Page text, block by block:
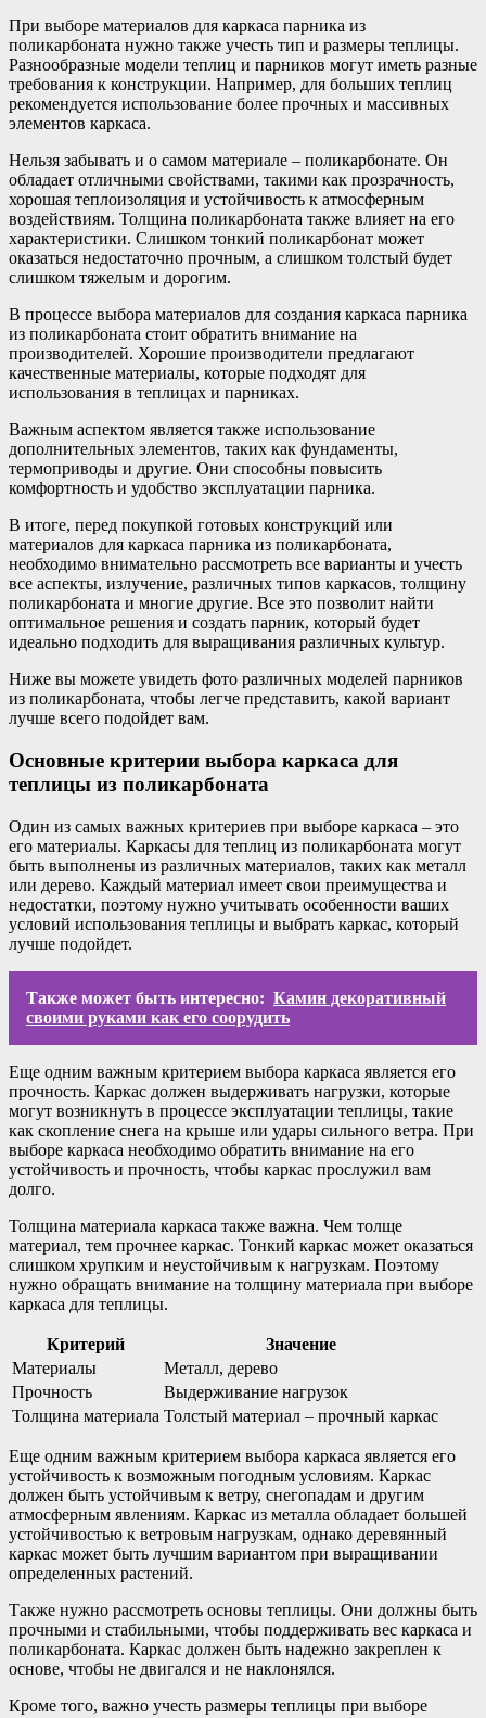
При выборе материалов для каркаса парника из
поликарбоната нужно также учесть тип и размеры теплицы.
Разнообразные модели теплиц и парников могут иметь разные
требования к конструкции. Например, для больших теплиц
рекомендуется использование более прочных и массивных
элементов каркаса.
Нельзя забывать и о самом материале – поликарбонате. Он
обладает отличными свойствами, такими как прозрачность,
хорошая теплоизоляция и устойчивость к атмосферным
воздействиям. Толщина поликарбоната также влияет на его
характеристики. Слишком тонкий поликарбонат может
оказаться недостаточно прочным, а слишком толстый будет
слишком тяжелым и дорогим.
В процессе выбора материалов для создания каркаса парника
из поликарбоната стоит обратить внимание на
производителей. Хорошие производители предлагают
качественные материалы, которые подходят для
использования в теплицах и парниках.
Важным аспектом является также использование
дополнительных элементов, таких как фундаменты,
термоприводы и другие. Они способны повысить
комфортность и удобство эксплуатации парника.
В итоге, перед покупкой готовых конструкций или
материалов для каркаса парника из поликарбоната,
необходимо внимательно рассмотреть все варианты и учесть
все аспекты, излучение, различных типов каркасов, толщину
поликарбоната и многие другие. Все это позволит найти
оптимальное решения и создать парник, который будет
идеально подходить для выращивания различных культур.
Ниже вы можете увидеть фото различных моделей парников
из поликарбоната, чтобы легче представить, какой вариант
лучше всего подойдет вам.
Основные критерии выбора каркаса для
теплицы из поликарбоната
Один из самых важных критериев при выборе каркаса – это
его материалы. Каркасы для теплиц из поликарбоната могут
быть выполнены из различных материалов, таких как металл
или дерево. Каждый материал имеет свои преимущества и
недостатки, поэтому нужно учитывать особенности ваших
условий использования теплицы и выбрать каркас, который
лучше подойдет.
Также может быть интересно: Камин декоративный
своими руками как его соорудить
Еще одним важным критерием выбора каркаса является его
прочность. Каркас должен выдерживать нагрузки, которые
могут возникнуть в процессе эксплуатации теплицы, такие
как скопление снега на крыше или удары сильного ветра. При
выборе каркаса необходимо обратить внимание на его
устойчивость и прочность, чтобы каркас прослужил вам
долго.
Толщина материала каркаса также важна. Чем толще
материал, тем прочнее каркас. Тонкий каркас может оказаться
слишком хрупким и неустойчивым к нагрузкам. Поэтому
нужно обращать внимание на толщину материала при выборе
каркаса для теплицы.
Критерий
Значение
Материалы
Металл, дерево
Прочность
Выдерживание нагрузок
Толщина материала Толстый материал – прочный каркас
Еще одним важным критерием выбора каркаса является его
устойчивость к возможным погодным условиям. Каркас
должен быть устойчивым к ветру, снегопадам и другим
атмосферным явлениям. Каркас из металла обладает большей
устойчивостью к ветровым нагрузкам, однако деревянный
каркас может быть лучшим вариантом при выращивании
определенных растений.
Также нужно рассмотреть основы теплицы. Они должны быть
прочными и стабильными, чтобы поддерживать вес каркаса и
поликарбоната. Каркас должен быть надежно закреплен к
основе, чтобы не двигался и не наклонялся.
Кроме того, важно учесть размеры теплицы при выборе